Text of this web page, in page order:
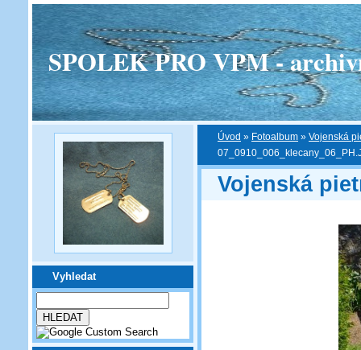
SPOLEK PRO VPM -
Vyhledat
Úvod » Fotoalbum » Vojenská
Vojenská